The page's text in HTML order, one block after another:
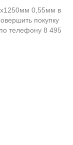
0,55мм в
покупку
телефону 8 495